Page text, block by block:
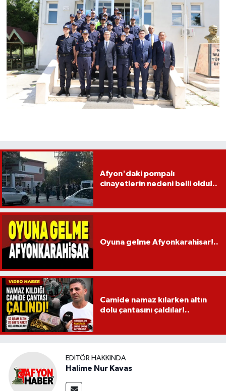
Afyon'daki pompalı
cinayetlerin nedeni belli oldu!..
Oyuna gelme Afyonkarahisar!..
Camide namaz kılarken altın
dolu çantasını çaldılar!..
EDITÖR HAKKINDA
Halime Nur Kavas